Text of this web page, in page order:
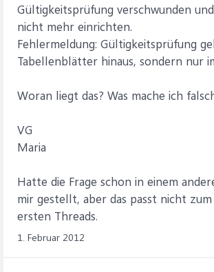
Gültigkeitsprüfung verschwunden
nicht mehr einrichten.
Fehlermeldung: Gültigkeitsprüfung
Tabellenblätter hinaus, sondern nur
Woran liegt das? Was mache ich
VG
Maria
Hatte die Frage schon in einem
mir gestellt, aber das passt nicht zum
ersten Threads.
1. Februar 2012